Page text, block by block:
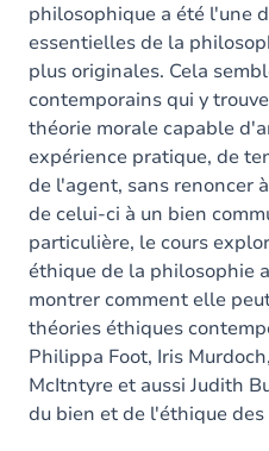
philosophique a été l'une
essentielles de la
plus originales. Cela
contemporains qui y
théorie morale capable
expérience pratique, de
de l'agent, sans renoncer
de celui-ci à un bien
particulière, le cours
éthique de la philosophie
montrer comment elle
théories éthiques
Philippa Foot, Iris
McItntyre et aussi Judith
du bien et de l'éthique des